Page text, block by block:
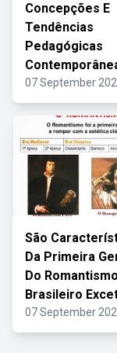
Concepções E
Tendências
Pedagógicas
07 September
São
Da Primeira
Do Romantismo
Brasileiro
07 September